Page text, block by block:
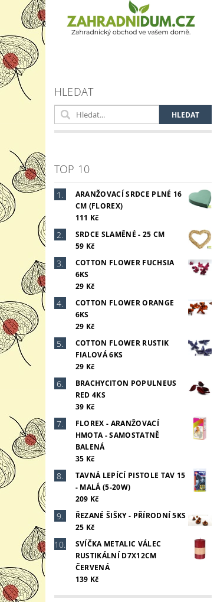
HLEDAT
TOP 10
ARANŽOVACÍ SRDCE PLNÉ 16
CM (FLOREX)
111 Kč
SRDCE SLAMĚNÉ - 25 CM
59 Kč
COTTON FLOWER FUCHSIA
6KS
29 Kč
COTTON FLOWER ORANGE
6KS
29 Kč
COTTON FLOWER RUSTIK
FIALOVÁ 6KS
29 Kč
BRACHYCITON POPULNEUS
RED 4KS
39 Kč
FLOREX - ARANŽOVACÍ
HMOTA - SAMOSTATNĚ
BALENÁ
35 Kč
TAVNÁ LEPÍCÍ PISTOLE TAV 15
- MALÁ (5-20W)
209 Kč
ŘEZANÉ ŠIŠKY - PŘÍRODNÍ 5KS
25 Kč
SVÍČKA METALIC VÁLEC
RUSTIKÁLNÍ D7X12CM
ČERVENÁ
139 Kč